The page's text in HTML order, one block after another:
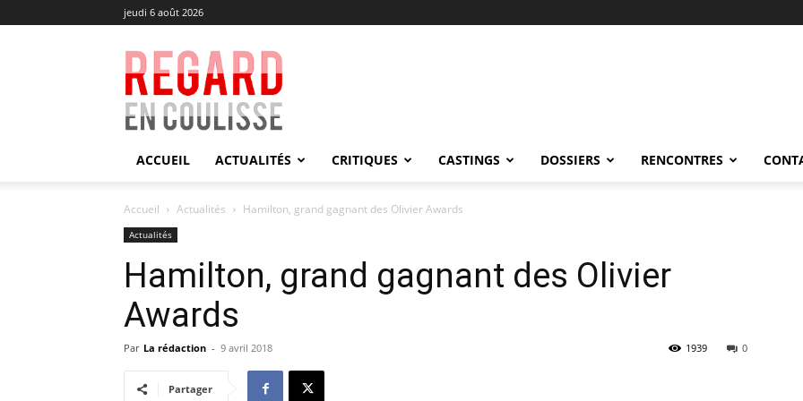
jeudi 6 août 2026
Regard
en
Coulisse
ACCUEIL ACTUALITÉS CRITIQUES CASTINGS DOSSIERS RENCONTRES
Accueil Actualités Hamilton, grand gagnant des Olivier Awards
Actualités
Hamilton, grand gagnant des Olivier
Awards
Par La rédaction - 9 avril 2018 0
1939
Partager